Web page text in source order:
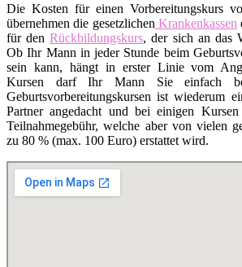
Die Kosten für einen Vorbereitungskurs
übernehmen die gesetzlichen Krankenkassen
für denRückbildungskurs, der sich an das
Ob Ihr Mann in jeder Stunde beim
sein kann, hängt in erster Linie vom
Kursen darf Ihr Mann Sie einfach
Geburtsvorbereitungskursen ist wiederum
Partner angedacht und bei einigen
Teilnahmegebühr, welche aber von vielen
zu 80 % (max. 100 Euro) erstattet wird.